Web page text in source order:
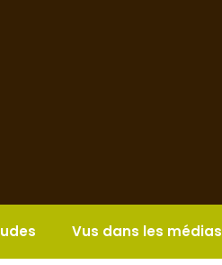
Vus dans les médias